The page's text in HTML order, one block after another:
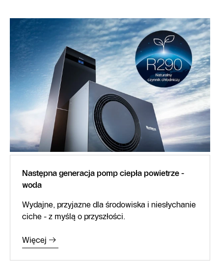
Następna generacja pomp ciepła powietrze -
woda
Wydajne, przyjazne dla środowiska i niesłychanie
ciche - z myślą o przyszłości.
Więcej